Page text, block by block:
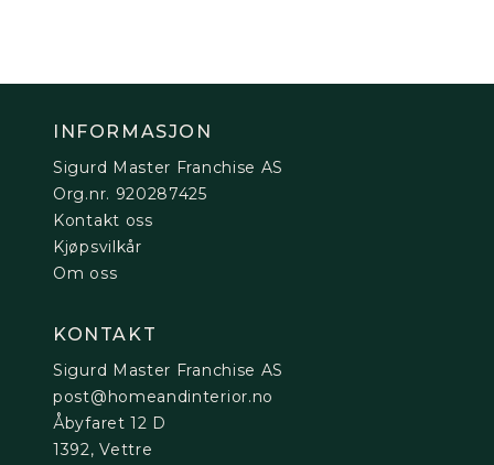
INFORMASJON
Sigurd Master Franchise AS
Org.nr. 920287425
Kontakt oss
Kjøpsvilkår
Om oss
KONTAKT
Sigurd Master Franchise AS
post@homeandinterior.no
Åbyfaret 12 D
1392, Vettre